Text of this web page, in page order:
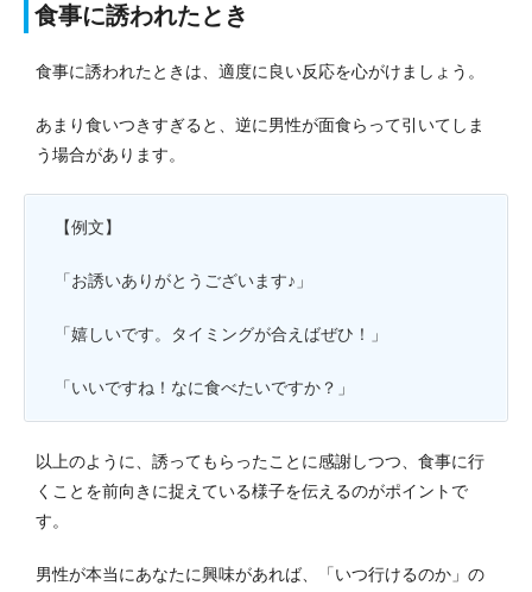
食事に誘われたとき
食事に誘われたときは、適度に良い反応を心がけましょう。
あまり食いつきすぎると、逆に男性が面食らって引いてしま
う場合があります。
【例文】
「お誘いありがとうございます♪」
「嬉しいです。タイミングが合えばぜひ！」
「いいですね！なに食べたいですか？」
以上のように、誘ってもらったことに感謝しつつ、食事に行
くことを前向きに捉えている様子を伝えるのがポイントで
す。
男性が本当にあなたに興味があれば、「いつ行けるのか」の